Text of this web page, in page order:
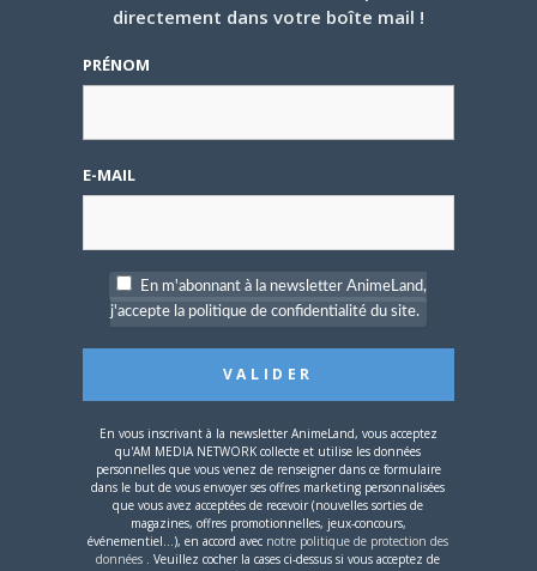
13 NOVEMBRE 2025
Le réalisateur Tatsuya Nagamine (DBS Broly,
C’est le coup de froid de cette semaine : le réalisateur
Tatsuya Nagamine, bien connu…
MANGA
directement dans votre boîte mail !
PRÉNOM
E-MAIL
En m'abonnant à la newsletter AnimeLand,
j'accepte la politique de confidentialité du site.
En vous inscrivant à la newsletter AnimeLand, vous acceptez
qu'AM MEDIA NETWORK collecte et utilise les données
personnelles que vous venez de renseigner dans ce formulaire
dans le but de vous envoyer ses offres marketing personnalisées
que vous avez acceptées de recevoir (nouvelles sorties de
magazines, offres promotionnelles, jeux-concours,
événementiel...), en accord avec notre politique de protection des
données . Veuillez cocher la cases ci-dessus si vous acceptez de